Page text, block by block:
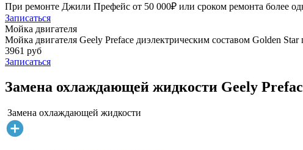
При ремонте Джили Префейс от 50 000₽ или сроком ремонта более
Записаться
Мойка двигателя
Мойка двигателя Geely Preface диэлектрическим составом Golden Star
3961 руб
Записаться
Замена охлаждающей жидкости Geely
Замена охлаждающей жидкости